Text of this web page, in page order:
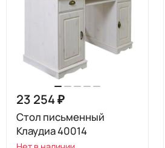
23 254 ₽
Стол письменный
Клаудиа 40014